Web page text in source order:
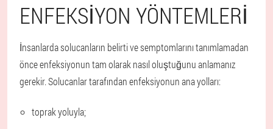
ENFEKSIYON YÖNTEMLERI
İnsanlarda solucanların belirti ve semptomlarını tanımlamadan
önce enfeksiyonun tam olarak nasıl oluştuğunu anlamanız
gerekir. Solucanlar tarafından enfeksiyonun ana yolları:
toprak yoluyla;